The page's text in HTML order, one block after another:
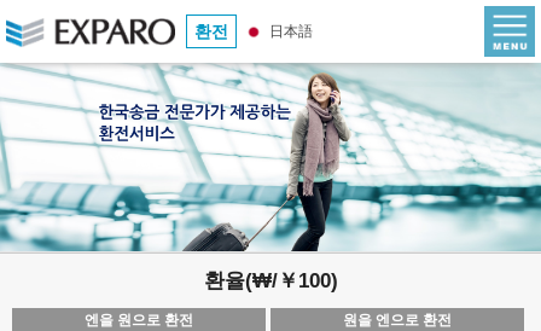
환전 日本語
환율(₩/￥100)
엔을 원으로 환전 원을 엔으로 환전